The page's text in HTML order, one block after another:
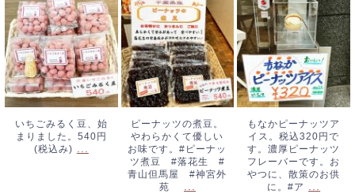
いちごみるく豆、
始まりました。
540円(税込み)...
いちごみるく豆、始
まりました。540円
(税込み) ...
ピーナッツの煮
豆。やわらかくて
優しいお味です。
#ピーナッツ煮
豆 #落花生 #
青山但馬屋 #神
宮外苑...
ピーナッツの煮豆。
やわらかくて優しい
お味です。#ピーナッ
ツ煮豆 #落花生 #
青山但馬屋 #神宮外
苑
...
もなかピーナッツ
アイス。税込320
円です。濃厚ピー
ナッツフレーバー
です。おやつに、
散策のお供に。#
ア ...
もなかピーナッツア
イス。税込320円で
す。濃厚ピーナッツ
フレーバーです。お
やつに、散策のお供
に。#ア ...